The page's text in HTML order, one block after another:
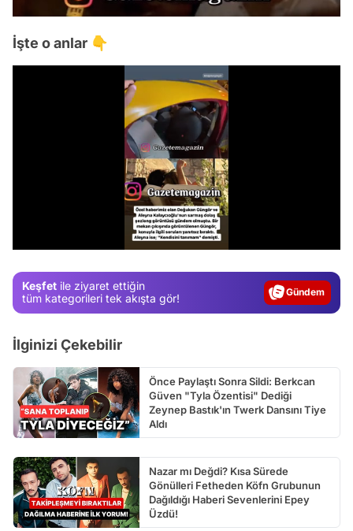
İşte o anlar 👇
Keşfet ile ziyaret ettiğin
tüm kategorileri tek akışta gör!
Gündem
Test
İlginizi Çekebilir
Önce Paylaştı Sonra Sildi: Berkcan
Güven "Tyla Özentisi" Dediği
Zeynep Bastık'ın Twerk Dansını Tiye
Aldı
Nazar mı Değdi? Kısa Sürede
Gönülleri Fetheden Köfn Grubunun
Dağıldığı Haberi Sevenlerini Epey
Üzdü!